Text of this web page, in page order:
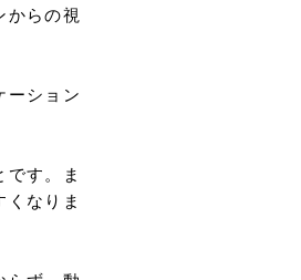
からの視
ーション
す。ま
なりま